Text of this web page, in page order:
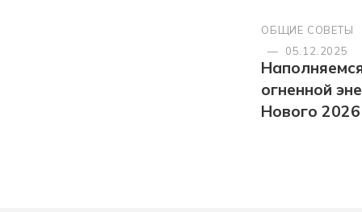
ОБЩИЕ СОВЕТЫ
—
05.12.2025
огненной
Нового